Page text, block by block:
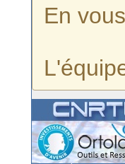
En